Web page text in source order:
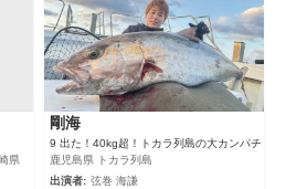
県
剛海
9 出た！40kg超！トカラ列島の大カンパチ
鹿児島県 トカラ列島
出演者: 弦巻 海謙